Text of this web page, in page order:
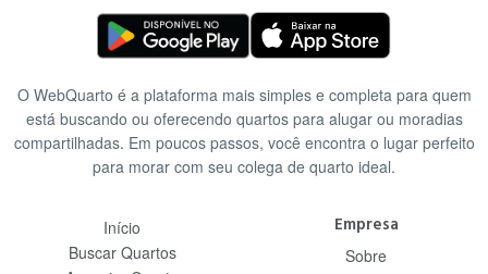
O WebQuarto é a plataforma mais simples e completa para quem
está buscando ou oferecendo quartos para alugar ou moradias
compartilhadas. Em poucos passos, você encontra o lugar perfeito
para morar com seu colega de quarto ideal.
Início
Buscar Quartos
Empresa
Sobre